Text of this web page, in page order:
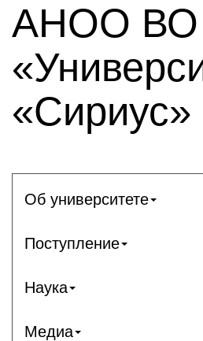
АНОО ВО
«Сириус»
Об университете
Поступление
Наука
Медиа